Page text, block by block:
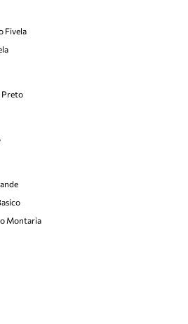
Fivela
Preto
Montaria